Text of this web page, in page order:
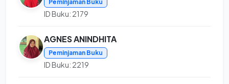
Peminjaman Buku
ID Buku: 2179
AGNES ANINDHITA
Peminjaman Buku
ID Buku: 2219